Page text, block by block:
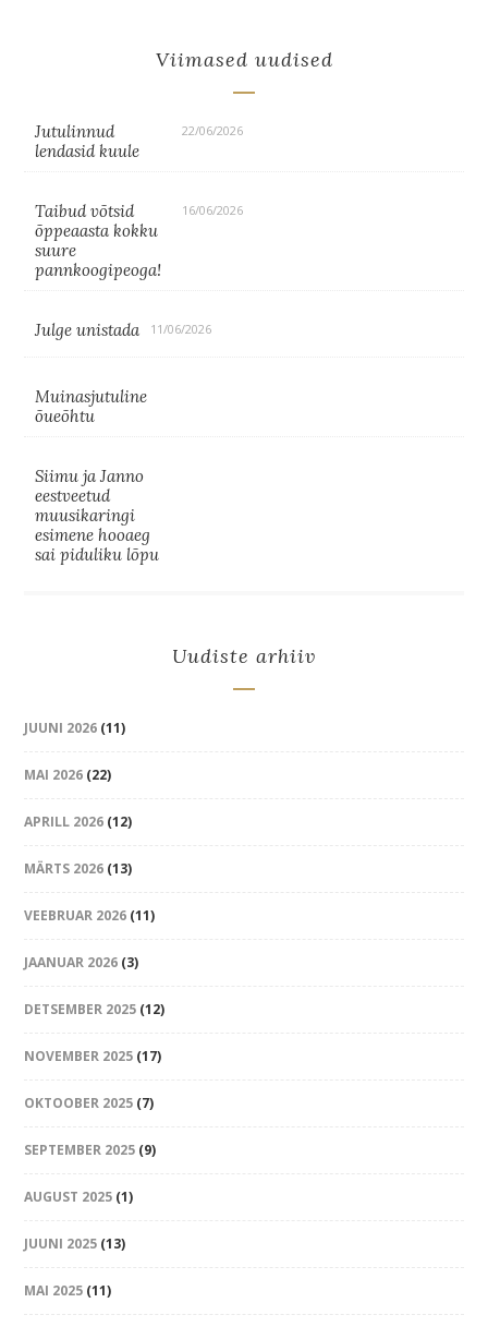
Viimased uudised
Jutulinnud
lendasid kuule
22/06/2026
Taibud võtsid
õppeaasta kokku
suure
pannkoogipeoga!
16/06/2026
Julge unistada 11/06/2026
Muinasjutuline
õueõhtu
Siimu ja Janno
eestveetud
muusikaringi
esimene hooaeg
sai piduliku lõpu
Uudiste arhiiv
JUUNI 2026 (11)
MAI 2026 (22)
APRILL 2026 (12)
MÄRTS 2026 (13)
VEEBRUAR 2026 (11)
JAANUAR 2026 (3)
DETSEMBER 2025 (12)
NOVEMBER 2025 (17)
OKTOOBER 2025 (7)
SEPTEMBER 2025 (9)
AUGUST 2025 (1)
JUUNI 2025 (13)
MAI 2025 (11)